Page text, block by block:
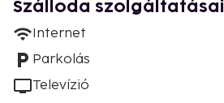
Szálloda szolgáltatásai
Internet
Parkolás
Televízió